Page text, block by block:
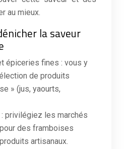
au mieux.
la saveur
épiceries fines : vous y
de produits
» (jus, yaourts,
privilégiez les marchés
des framboises
artisanaux.